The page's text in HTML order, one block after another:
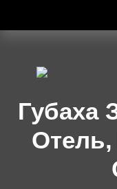
Губаха